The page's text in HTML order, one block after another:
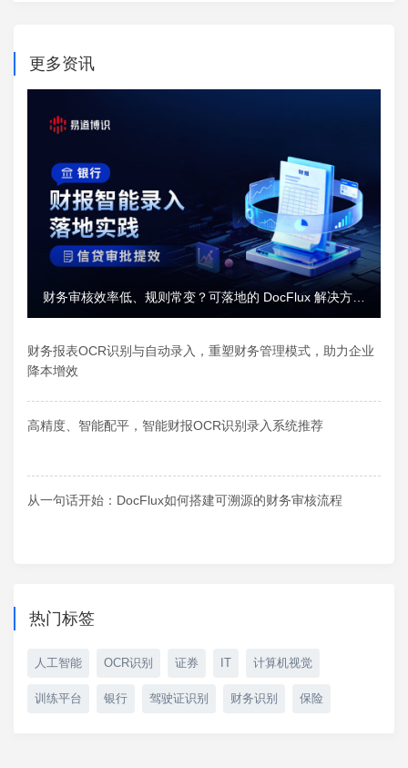
更多资讯
财务审核效率低、规则常变？可落地的 DocFlux 解决方案
财务报表OCR识别与自动录入，重塑财务管理模式，助力企业
降本增效
高精度、智能配平，智能财报OCR识别录入系统推荐
从一句话开始：DocFlux如何搭建可溯源的财务审核流程
热门标签
人工智能 OCR识别 证券 IT 计算机视觉
训练平台 银行 驾驶证识别 财务识别 保险